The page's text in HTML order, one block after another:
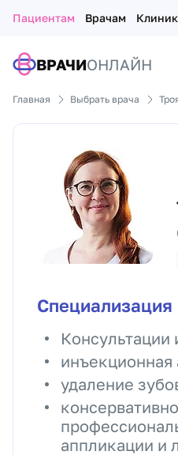
Пациентам Врачам
ВРАЧИОНЛАЙН
Главная Выбрать врача
Специализация
Консультации
инъекционная
удаление
аппликации и